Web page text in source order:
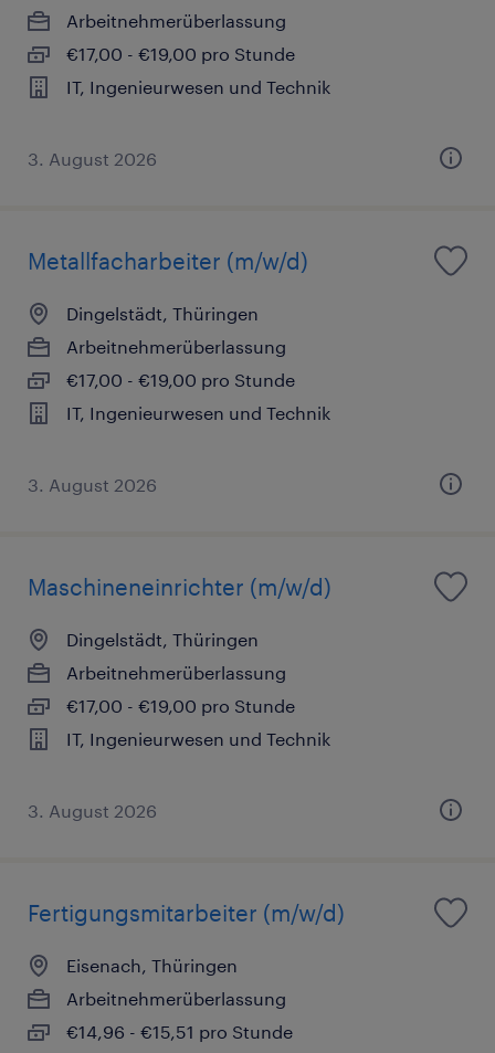
Arbeitnehmerüberlassung
€17,00 - €19,00 pro Stunde
IT, Ingenieurwesen und Technik
3. August 2026
Metallfacharbeiter (m/w/d)
Dingelstädt, Thüringen
Arbeitnehmerüberlassung
€17,00 - €19,00 pro Stunde
IT, Ingenieurwesen und Technik
3. August 2026
Maschineneinrichter (m/w/d)
Dingelstädt, Thüringen
Arbeitnehmerüberlassung
€17,00 - €19,00 pro Stunde
IT, Ingenieurwesen und Technik
3. August 2026
Fertigungsmitarbeiter (m/w/d)
Eisenach, Thüringen
Arbeitnehmerüberlassung
€14,96 - €15,51 pro Stunde